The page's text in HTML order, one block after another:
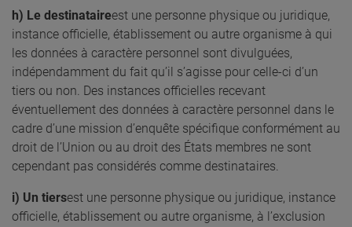
h) Le destinataireest une personne physique ou juridique,
instance officielle, établissement ou autre organisme à qui
les données à caractère personnel sont divulguées,
indépendamment du fait qu’il s’agisse pour celle-ci d’un
tiers ou non. Des instances officielles recevant
éventuellement des données à caractère personnel dans le
cadre d’une mission d’enquête spécifique conformément au
droit de l’Union ou au droit des États membres ne sont
cependant pas considérés comme destinataires.
i) Un tiersest une personne physique ou juridique, instance
officielle, établissement ou autre organisme, à l’exclusion